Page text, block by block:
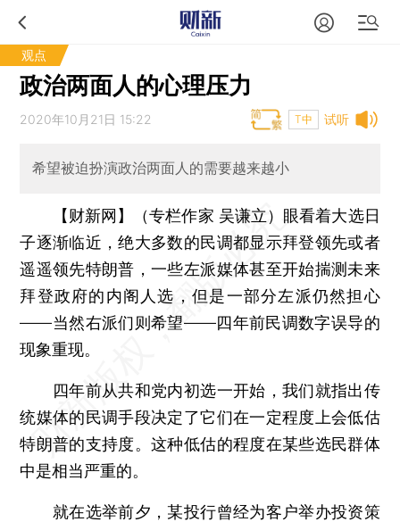
观点
政治两面人的心理压力
试听
2020年10月21日 15:22 T中
希望被迫扮演政治两面人的需要越来越小
【财新网】（专栏作家 吴谦立） 眼看着大选日
子逐渐临近，绝大多数的民调都显示拜登领先或者
遥遥领先特朗普，一些左派媒体甚至开始揣测未来
拜登政府的内阁人选，但是一部分左派仍然担心
——当然右派们则希望——四年前民调数字误导的
现象重现。
四年前从共和党内初选一开始，我们就指出传
统媒体的民调手段决定了它们在一定程度上会低估
特朗普的支持度。这种低估的程度在某些选民群体
中是相当严重的。
就在选举前夕，某投行曾经为客户举办投资策